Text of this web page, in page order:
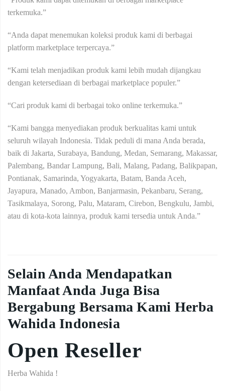
terkemuka.”
“Anda dapat menemukan koleksi produk kami di berbagai
platform marketplace terpercaya.”
“Kami telah menjadikan produk kami lebih mudah dijangkau
dengan ketersediaan di berbagai marketplace populer.”
“Cari produk kami di berbagai toko online terkemuka.”
“Kami bangga menyediakan produk berkualitas kami untuk
seluruh wilayah Indonesia. Tidak peduli di mana Anda berada,
baik di Jakarta, Surabaya, Bandung, Medan, Semarang, Makassar,
Palembang, Bandar Lampung, Bali, Malang, Padang, Balikpapan,
Pontianak, Samarinda, Yogyakarta, Batam, Banda Aceh,
Jayapura, Manado, Ambon, Banjarmasin, Pekanbaru, Serang,
Tasikmalaya, Sorong, Palu, Mataram, Cirebon, Bengkulu, Jambi,
atau di kota-kota lainnya, produk kami tersedia untuk Anda.”
Selain Anda Mendapatkan
Manfaat Anda Juga Bisa
Bergabung Bersama Kami Herba
Wahida Indonesia
Open Reseller
Herba Wahida !